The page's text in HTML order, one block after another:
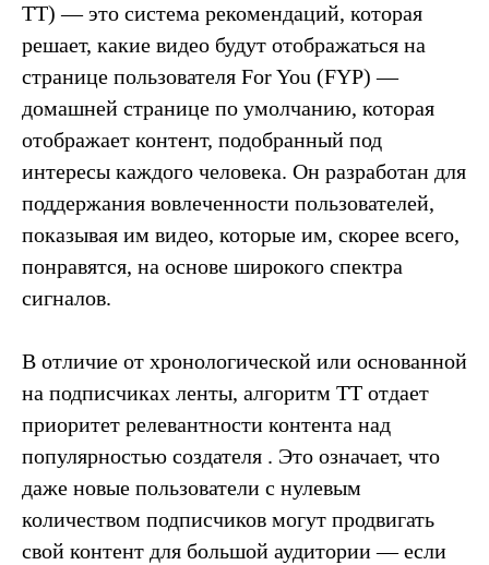
ТТ) — это система рекомендаций, которая
решает, какие видео будут отображаться на
странице пользователя For You (FYP) —
домашней странице по умолчанию, которая
отображает контент, подобранный под
интересы каждого человека. Он разработан для
поддержания вовлеченности пользователей,
показывая им видео, которые им, скорее всего,
понравятся, на основе широкого спектра
сигналов.
В отличие от хронологической или основанной
на подписчиках ленты, алгоритм TT отдает
приоритет релевантности контента над
популярностью создателя . Это означает, что
даже новые пользователи с нулевым
количеством подписчиков могут продвигать
свой контент для большой аудитории — если